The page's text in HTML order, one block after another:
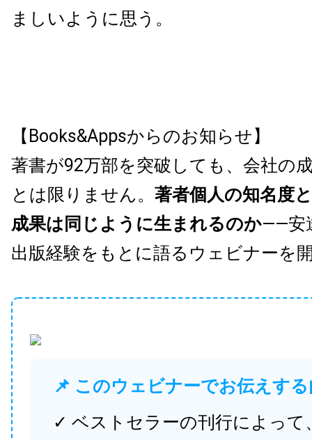
ましいように思う。
【Books&Appsからのお知らせ】
著書が92万部を突破しても、会社の
とは限りません。 著者個人の知名度
成果は同じように生まれるのか——安
出版経験をもとに語るウェビナーを
📌 このウェビナーでお伝えす
✓ ベストセラーの刊行によって